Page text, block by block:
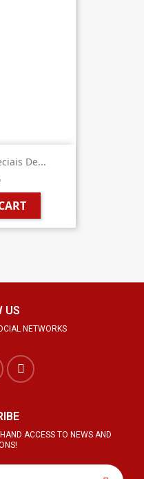
De...
US
NETWORKS
ACCESS TO NEWS AND